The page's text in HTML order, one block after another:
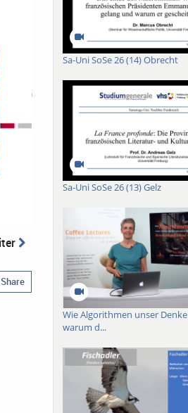
Sa-Uni SoSe 26 (14) Obrecht
Sa-Uni SoSe 26 (13) Gelz
Wie Algorithmen unser
warum d...